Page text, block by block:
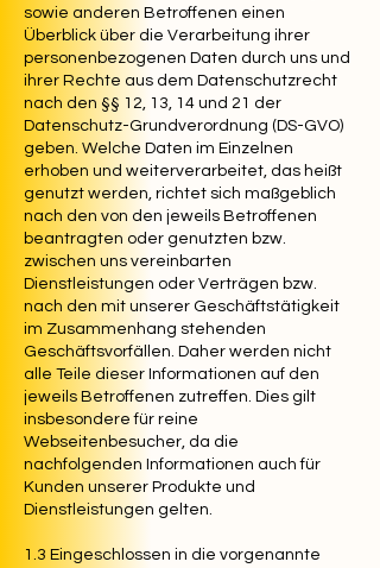
sowie anderen Betroffenen einen
Überblick über die Verarbeitung ihrer
personenbezogenen Daten durch uns und
ihrer Rechte aus dem Datenschutzrecht
nach den §§ 12, 13, 14 und 21 der
Datenschutz-Grundverordnung (DS-GVO)
geben. Welche Daten im Einzelnen
erhoben und weiterverarbeitet, das heißt
genutzt werden, richtet sich maßgeblich
nach den von den jeweils Betroffenen
beantragten oder genutzten bzw.
zwischen uns vereinbarten
Dienstleistungen oder Verträgen bzw.
nach den mit unserer Geschäftstätigkeit
im Zusammenhang stehenden
Geschäftsvorfällen. Daher werden nicht
alle Teile dieser Informationen auf den
jeweils Betroffenen zutreffen. Dies gilt
insbesondere für reine
Webseitenbesucher, da die
nachfolgenden Informationen auch für
Kunden unserer Produkte und
Dienstleistungen gelten.
1.3 Eingeschlossen in die vorgenannte